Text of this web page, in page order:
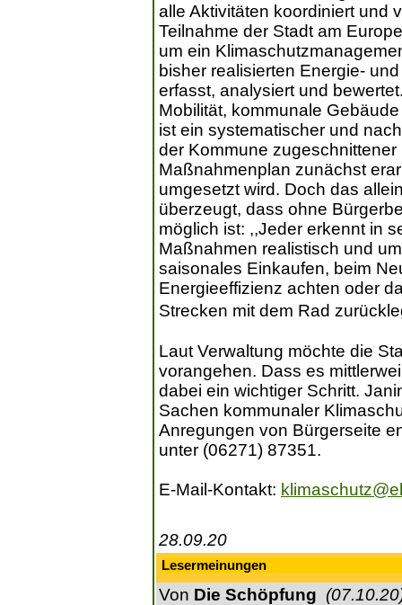
alle Aktivitäten koordiniert und
Teilnahme der Stadt am
um ein
bisher realisierten Energie-
erfasst, analysiert und
Mobilität, kommunale
ist ein systematischer und
der Kommune
Maßnahmenplan zunächst
umgesetzt wird. Doch das
überzeugt, dass ohne
möglich ist: ,,Jeder erkennt in
Maßnahmen realistisch und
saisonales Einkaufen, beim
Energieeffizienz achten oder
Strecken mit dem Rad
Laut Verwaltung möchte die
vorangehen. Dass es
dabei ein wichtiger Schritt.
Sachen kommunaler
Anregungen von Bürgerseite
unter (06271) 87351.
E-Mail-Kontakt:
28.09.20
Lesermeinungen
Von Die Schöpfung